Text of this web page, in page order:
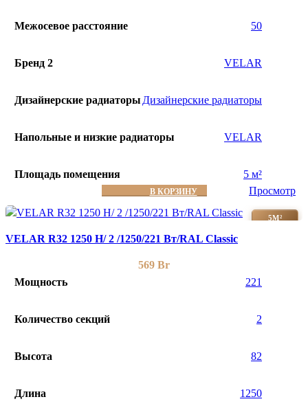
Межосевое расстояние 50
Бренд 2 VELAR
Дизайнерские радиаторы Дизайнерские радиаторы
Напольные и низкие радиаторы VELAR
Площадь помещения 5 м²
В КОРЗИНУ Просмотр
5М²
VELAR R32 1250 H/ 2 /1250/221 Вт/RAL Classic
569 Br
Мощность
221
Количество секций 2
Высота 82
Длина 1250